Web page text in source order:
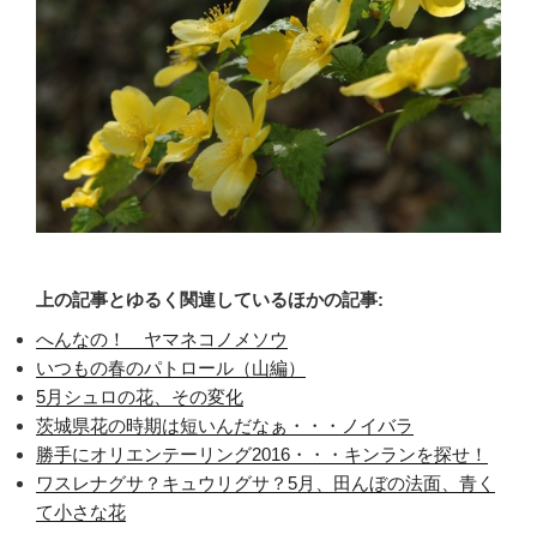
上の記事とゆるく関連しているほかの記事:
へんなの！ ヤマネコノメソウ
いつもの春のパトロール（山編）
5月シュロの花、その変化
茨城県花の時期は短いんだなぁ・・・ノイバラ
勝手にオリエンテーリング2016・・・キンランを探せ！
ワスレナグサ？キュウリグサ？5月、田んぼの法面、青く
て小さな花